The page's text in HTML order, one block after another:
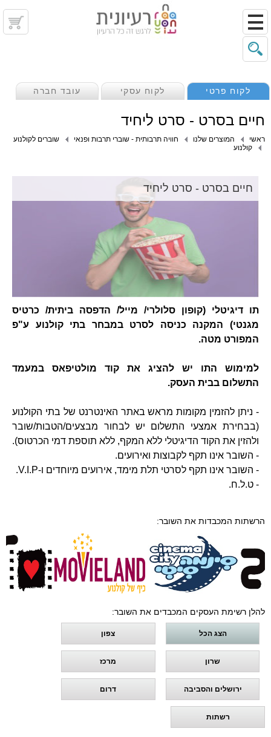
לקוח פרטי לקוח עסקי עובד חברה
חיים בסרט - סרט ליחיד
ראשי המוצרים שלנו חוויה תרבותית - שוברי תרבות ופנאי
שוברים לקולנוע
קולנוע
חיים בסרט - סרט ליחיד
תו דיגיטלי (קופון סלולרי/ מייל/ הדפסה ביתית/ כרטיס
מגנטי) המקנה כניסה לסרט במבחר בתי קולנוע ע"פ
המפורט מטה.
למימוש התו יש להציג את קוד מולטיפאס במעמד
התשלום בבית העסק.
- ניתן להזמין מקומות מראש באתר האינטרנט של בתי הקולנוע
(בבחירת אמצעי התשלום יש לבחור מבצעים/הטבות/שובר
ולהזין את הקוד הדיגיטלי ללא המקף, ללא תוספת דמי הכרטוס).
- השובר אינו תקף לקבוצות ואירועים.
- השובר אינו תקף לסרטי תלת מימד, אירועים מיוחדים ו-V.I.P.
- ט.ל.ח.
הרשתות המכבדות את השובר:
להלן רשימת העסקים המכבדים את השובר:
הצג הכל צפון
שרון מרכז
ירושלים והסביבה דרום
רשתות